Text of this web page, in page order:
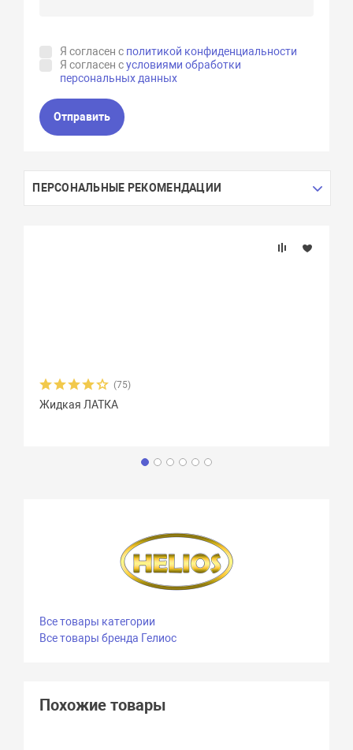
Я согласен с политикой конфиденциальности
Я согласен сусловиями обработки
персональных данных
Отправить
ПЕРСОНАЛЬНЫЕ РЕКОМЕНДАЦИИ
(75)
Жидкая ЛАТКА
Все товары категории
Все товары бренда Гелиос
Похожие товары